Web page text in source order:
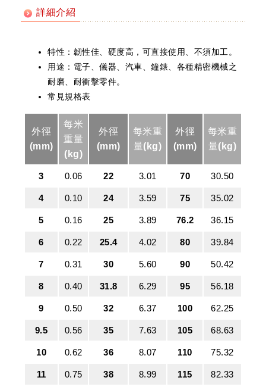
詳細介紹
特性：韌性佳、硬度高，可直接使用、不須加工。
用途：電子、儀器、汽車、鐘錶、各種精密機械之
耐磨、耐衝擊零件。
常見規格表
外徑
(mm)
每米
重量
(kg)
外徑
(mm)
每米重
量(kg)
外徑
(mm)
每米重
量(kg)
3 0.06 22 3.01 70 30.50
4 0.10 24 3.59 75 35.02
5 0.16 25 3.89 76.2 36.15
6 0.22 25.4 4.02 80 39.84
7 0.31 30 5.60 90 50.42
8 0.40 31.8 6.29 95 56.18
9 0.50 32 6.37 100 62.25
9.5 0.56 35 7.63 105 68.63
10 0.62 36 8.07 110 75.32
11 0.75 38 8.99 115 82.33